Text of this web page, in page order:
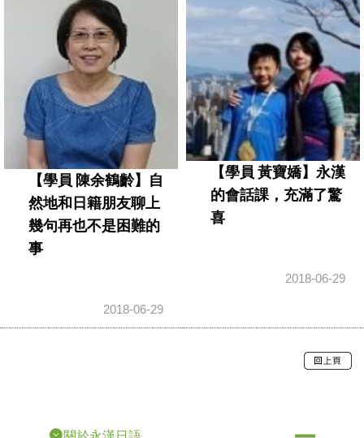
【學員 陳余鶴齡】自
然地和日籍朋友聊上
幾句再也不是困難的
事
2018-06-29
【學員 黃寶嬌】永漢
的會話課，充滿了驚
喜
2018-06-29